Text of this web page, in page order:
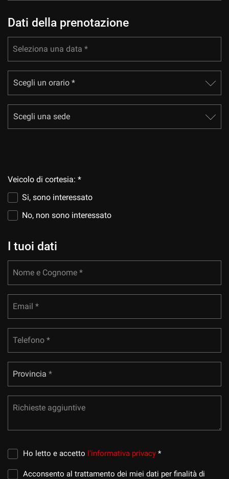
Dati della prenotazione
Seleziona una data *
Veicolo di cortesia: *
Si, sono interessato
No, non sono interessato
I tuoi dati
Nome e Cognome *
Email *
Telefono *
Provincia
Provincia *
Richieste aggiuntive
Ho letto e accetto l'informativa privacy *
Acconsento al trattamento dei miei dati per finalità di
Cookie necessari
Cookie delle preferenze
Cookie di marketing
cookie
Salva
le